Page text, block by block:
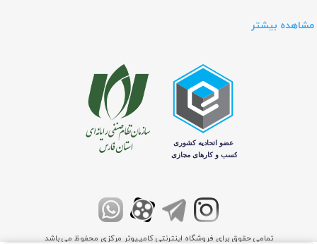
مشاهده بیشتر
تمامی حقوق برای فروشگاه اینترنتی کامپیوتر مرکزی محفوظ می باشد